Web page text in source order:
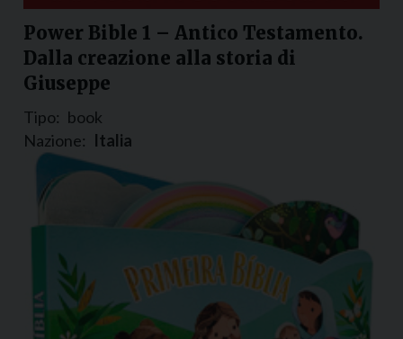
Power Bible 1 – Antico Testamento.
Dalla creazione alla storia di
Giuseppe
Tipo: book
Nazione: Italia